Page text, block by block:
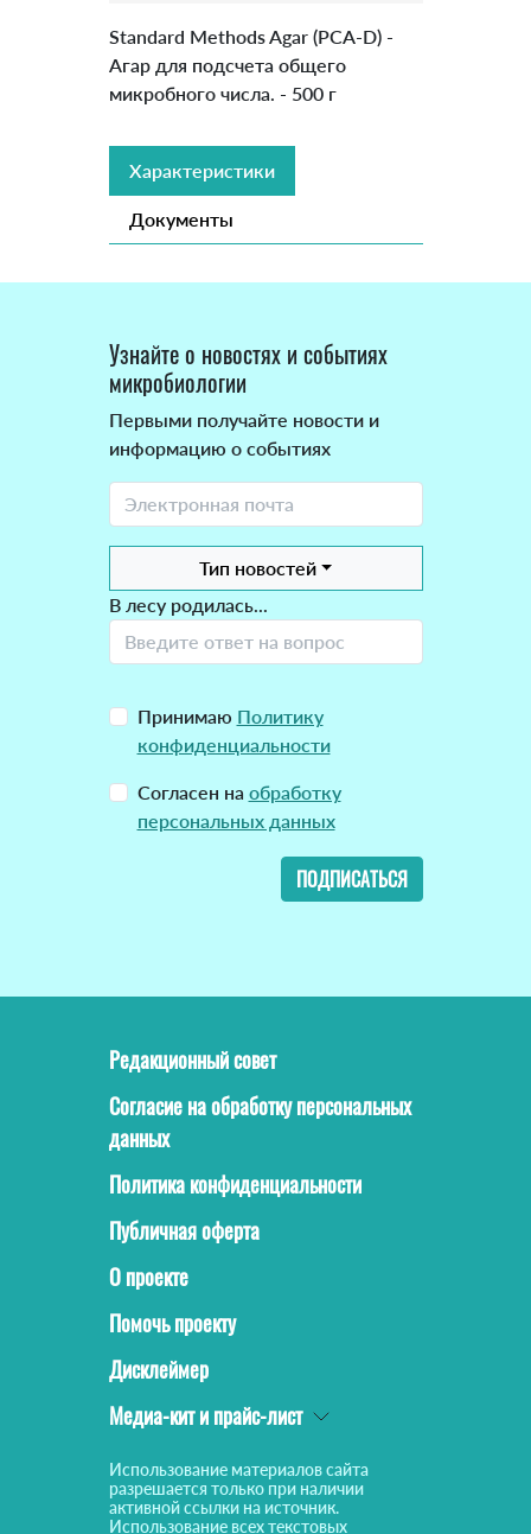
Standard Methods Agar (PCA-D) -
Агар для подсчета общего
микробного числа. - 500 г
Характеристики
Документы
Узнайте о новостях и событиях
микробиологии
Первыми получайте новости и
информацию о событиях
Тип новостей
В лесу родилась...
Принимаю Политику
конфиденциальности
Согласен на обработку
персональных данных
ПОДПИСАТЬСЯ
Редакционный совет
Согласие на обработку персональных
данных
Политика конфиденциальности
Публичная оферта
О проекте
Помочь проекту
Дисклеймер
Медиа-кит и прайс-лист
Использование материалов сайта
разрешается только при наличии
активной ссылки на источник.
Использование всех текстовых